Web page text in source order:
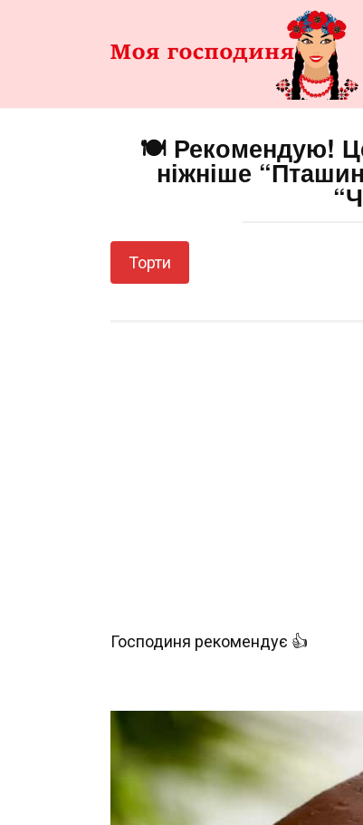
🍽️ Рекомендую!
ніжніше
Торти
Господиня рекомендує 👍